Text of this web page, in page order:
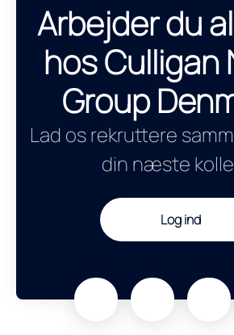
Arbejder du
hos Culligan
Group
Lad os rekruttere
din næste
Log ind